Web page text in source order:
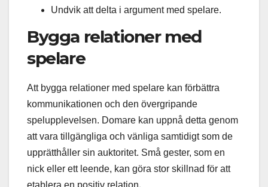
Undvik att delta i argument med spelare.
Bygga relationer med
spelare
Att bygga relationer med spelare kan förbättra
kommunikationen och den övergripande
spelupplevelsen. Domare kan uppnå detta genom
att vara tillgängliga och vänliga samtidigt som de
upprätthåller sin auktoritet. Små gester, som en
nick eller ett leende, kan göra stor skillnad för att